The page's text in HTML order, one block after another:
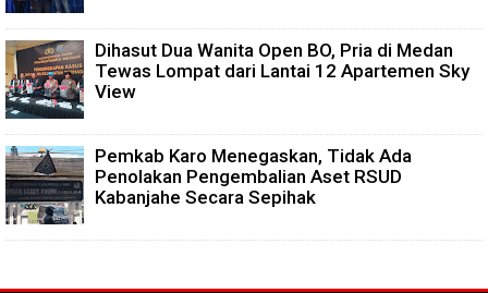
Dihasut Dua Wanita Open BO, Pria di Medan
Tewas Lompat dari Lantai 12 Apartemen Sky
View
Pemkab Karo Menegaskan, Tidak Ada
Penolakan Pengembalian Aset RSUD
Kabanjahe Secara Sepihak